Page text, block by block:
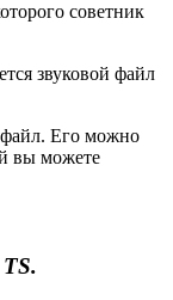
советник
звуковой файл
Его можно
вы можете